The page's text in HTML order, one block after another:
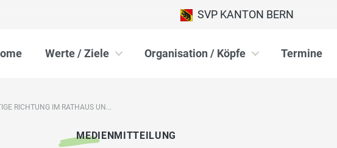
SVP KANTON BERN
Werte / Ziele Organisation / Köpfe Termine
RICHTUNG IM RATHAUS UN...
MEDIENMITTEILUNG